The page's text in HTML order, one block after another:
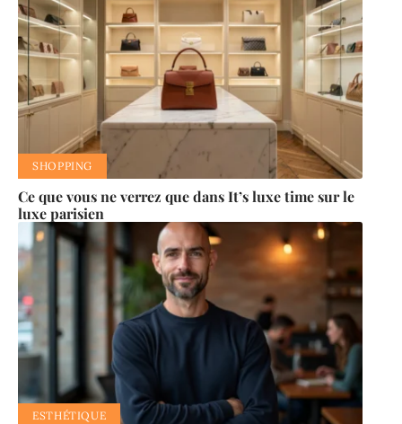
SHOPPING
Ce que vous ne verrez que dans It’s luxe time sur le
luxe parisien
ESTHÉTIQUE